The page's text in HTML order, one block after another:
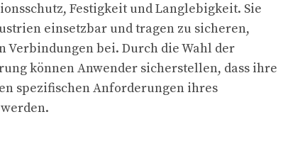
Festigkeit und Langlebigkeit. Sie
einsetzbar und tragen zu sicheren,
Verbindungen bei. Durch die Wahl der
können Anwender sicherstellen, dass ihre
spezifischen Anforderungen ihres